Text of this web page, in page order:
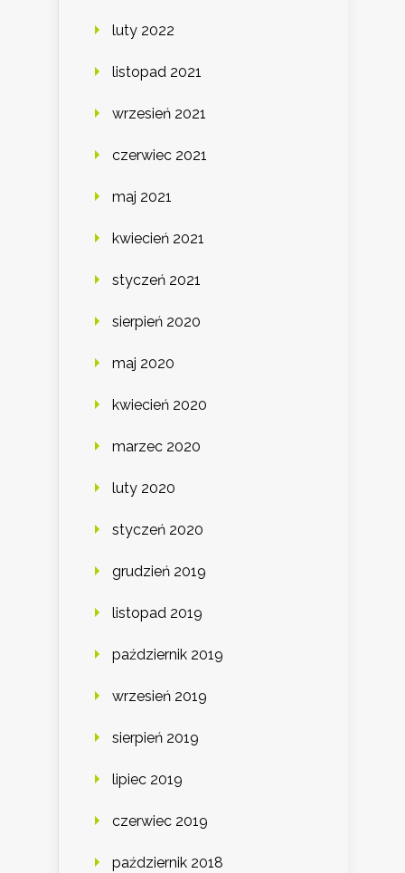
luty 2022
listopad 2021
wrzesień 2021
czerwiec 2021
maj 2021
kwiecień 2021
styczeń 2021
sierpień 2020
maj 2020
kwiecień 2020
marzec 2020
luty 2020
styczeń 2020
grudzień 2019
listopad 2019
październik 2019
wrzesień 2019
sierpień 2019
lipiec 2019
czerwiec 2019
październik 2018